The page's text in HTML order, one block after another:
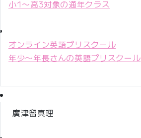
小1〜高3対象の通年クラス
オンライン英語プリスクール
年少〜年長さんの英語プリスクール
廣津留真理